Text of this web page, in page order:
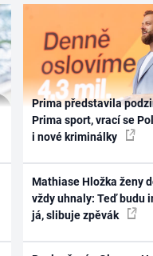
Prima představila
Prima sport, vrací se
i nové kriminálky
Mathiase Hložka ženy
vždy uhnaly: Teď budu
já, slibuje zpěvák